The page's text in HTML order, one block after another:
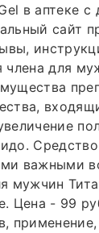
в аптеке с
сайт
члена для
важными
мужчин
Цена - 99
применение,